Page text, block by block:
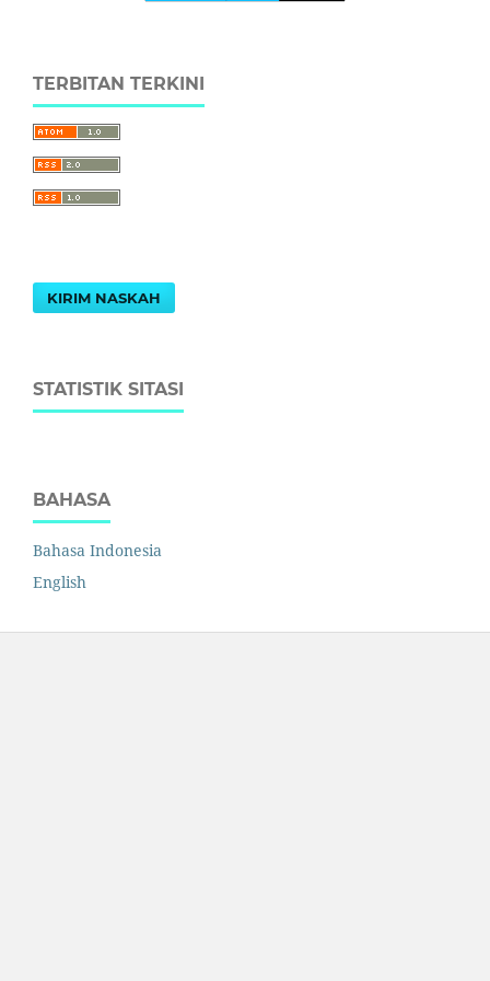
TERBITAN TERKINI
KIRIM NASKAH
STATISTIK SITASI
BAHASA
Bahasa Indonesia
English